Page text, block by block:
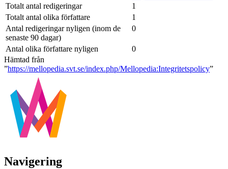
Totalt antal redigeringar
1
Totalt antal olika författare
1
Antal redigeringar nyligen (inom de
senaste 90 dagar)
0
Antal olika författare nyligen
0
Hämtad från
”https://mellopedia.svt.se/index.php/Mellopedia:Integritetspolicy”
Navigering